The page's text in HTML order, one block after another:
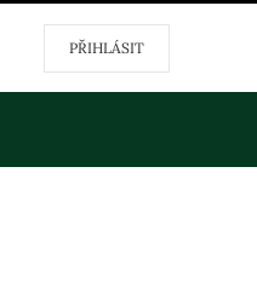
PŘIHLÁSIT